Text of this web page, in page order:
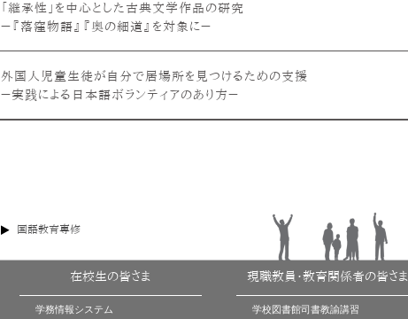
「継承性」を中心とした古典文学作品の研究
－『落窪物語』『奥の細道』を対象に－
外国人児童生徒が自分で居場所を見つけるための支援
－実践による日本語ボランティアのあり方－
国語教育専修
在校生の皆さま
学務情報システム
現職教員・教育関係者の皆さま
学校図書館司書教諭講習